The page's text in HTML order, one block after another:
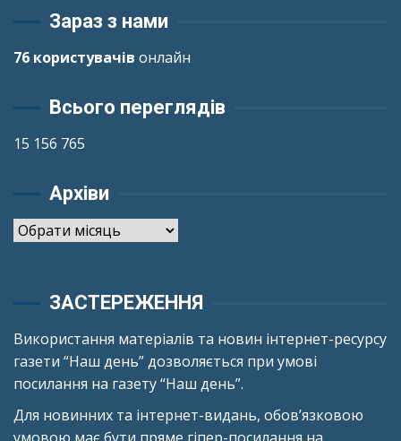
Зараз з нами
76 користувачів онлайн
Всього переглядів
15 156 765
Архіви
Архіви
ЗАСТЕРЕЖЕННЯ
Використання матеріалів та новин інтернет-ресурсу
газети “Наш день” дозволяється при умові
посилання на газету “Наш день”.
Для новинних та інтернет-видань, обов’язковою